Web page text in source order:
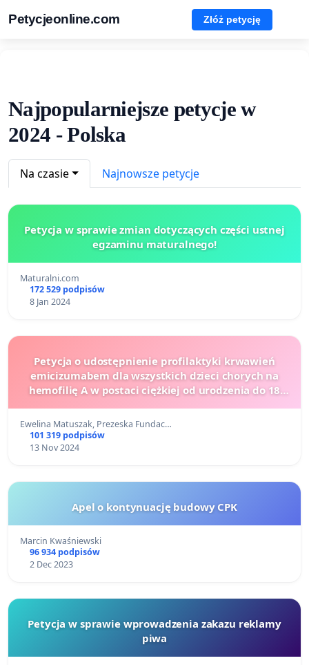
Petycjeonline.com Złóż petycję
Najpopularniejsze petycje w
2024 - Polska
Na czasie Najnowsze petycje
Petycja w sprawie zmian dotyczących części ustnej
egzaminu maturalnego!
Maturalni.com
172 529 podpisów
8 Jan 2024
Petycja o udostępnienie profilaktyki krwawień
emicizumabem dla wszystkich dzieci chorych na
hemofilię A w postaci ciężkiej od urodzenia do 18
Ewelina Matuszak, Prezeska Fundac…
101 319 podpisów
13 Nov 2024
Apel o kontynuację budowy CPK
Marcin Kwaśniewski
96 934 podpisów
2 Dec 2023
Petycja w sprawie wprowadzenia zakazu reklamy
piwa